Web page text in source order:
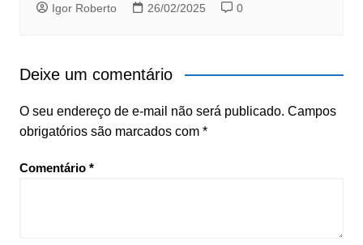
Igor Roberto 26/02/2025 0
Deixe um comentário
O seu endereço de e-mail não será publicado. Campos
obrigatórios são marcados com *
Comentário *